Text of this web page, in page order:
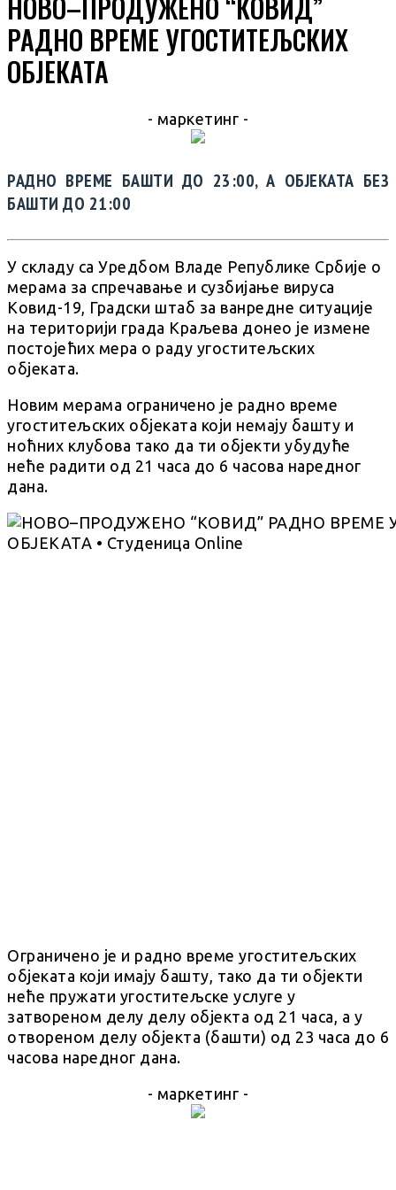
РАДНО ВРЕМЕ УГОСТИТЕЉСКИХ
ОБЈЕКАТА
- маркетинг -
РАДНО ВРЕМЕ БАШТИ ДО 23:00, А ОБЈЕКАТА БЕЗ
БАШТИ ДО 21:00
У складу са Уредбом Владе Републике Србије о
мерама за спречавање и сузбијање вируса
Ковид-19, Градски штаб за ванредне ситуације
на територији града Краљева донео је измене
постојећих мера о раду угоститељских
објеката.
Новим мерама ограничено је радно време
угоститељских објеката који немају башту и
ноћних клубова тако да ти објекти убудуће
неће радити од 21 часа до 6 часова наредног
дана.
Ограничено је и радно време угоститељских
објеката који имају башту, тако да ти објекти
неће пружати угоститељске услуге у
затвореном делу делу објекта од 21 часа, а у
отвореном делу објекта (башти) од 23 часа до 6
часова наредног дана.
- маркетинг -